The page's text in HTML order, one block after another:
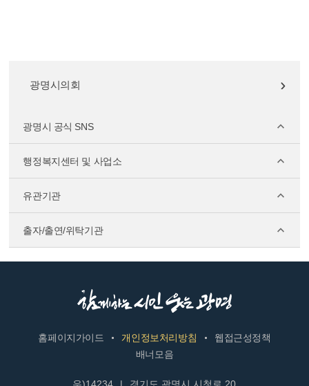
광명시의회
광명시 공식 SNS
행정복지센터 및 사업소
유관기관
출자/출연/위탁기관
홈페이지가이드 개인정보처리방침
웹접근성정책
배너모음